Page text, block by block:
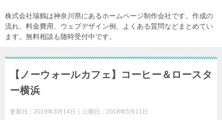
株式会社瑞鶴は神奈川県にあるホームページ制作会社です。作成の
流れ、料金費用、ウェブデザイン例、よくある質問などまとめてい
ます。無料相談も随時受付中です。
【ノーウォールカフェ】コーヒー＆ロースタ
ー横浜
更新日： 2019年3月14日 公開日： 2018年5月11日